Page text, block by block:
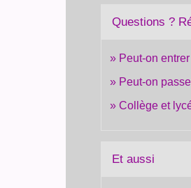
Questions ?
Peut-on
Peut-on
Collège et
Et aussi